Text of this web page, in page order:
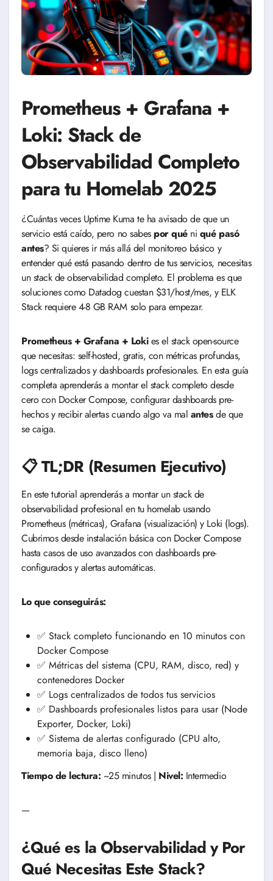
Prometheus + Grafana +
Loki: Stack de
Observabilidad Completo
para tu Homelab 2025
¿Cuántas veces Uptime Kuma te ha avisado de que un
servicio está caído, pero no sabes por quéni qué pasó
antes? Si quieres ir más allá del monitoreo básico y
entender qué está pasando dentro de tus servicios, necesitas
un stack de observabilidad completo. El problema es que
soluciones como Datadog cuestan $31/host/mes, y ELK
Stack requiere 4-8 GB RAM solo para empezar.
Prometheus + Grafana + Lokies el stack open-source
que necesitas: self-hosted, gratis, con métricas profundas,
logs centralizados y dashboards profesionales. En esta guía
completa aprenderás a montar el stack completo desde
cero con Docker Compose, configurar dashboards pre-
hechos y recibir alertas cuando algo va mal antesde que
se caiga.
📋 TL;DR (Resumen Ejecutivo)
En este tutorial aprenderás a montar un stack de
observabilidad profesional en tu homelab usando
Prometheus (métricas), Grafana (visualización) y Loki (logs).
Cubrimos desde instalación básica con Docker Compose
hasta casos de uso avanzados con dashboards pre-
configurados y alertas automáticas.
Lo que conseguirás:
✅ Stack completo funcionando en 10 minutos con
Docker Compose
✅ Métricas del sistema (CPU, RAM, disco, red) y
contenedores Docker
✅ Logs centralizados de todos tus servicios
✅ Dashboards profesionales listos para usar (Node
Exporter, Docker, Loki)
✅ Sistema de alertas configurado (CPU alto,
memoria baja, disco lleno)
Tiempo de lectura: ~25 minutos | Nivel: Intermedio
—
¿Qué es la Observabilidad y Por
Qué Necesitas Este Stack?